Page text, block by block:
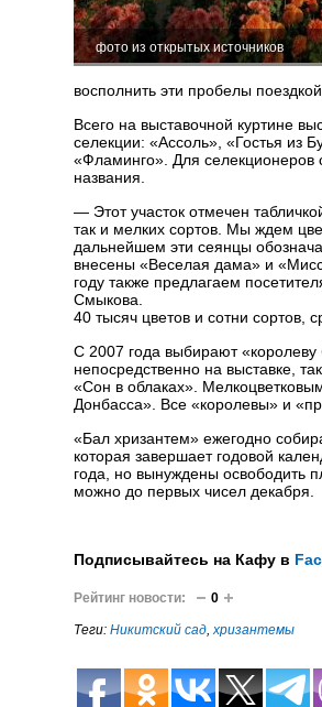
фото из открытых источников
восполнить эти пробелы
Всего на выставочной куртине
селекции: «Ассоль», «Гостья из
«Фламинго». Для селекционеров
названия.
— Этот участок отмечен
так и мелких сортов. Мы ждем
дальнейшем эти сеянцы
внесены «Веселая дама» и
году также предлагаем
Смыкова.
40 тысяч цветов и сотни сортов,
С 2007 года выбирают «королеву
непосредственно на выставке,
«Сон в облаках».
Донбасса». Все «королевы» и
«Бал хризантем» ежегодно
которая завершает годовой
года, но вынуждены освободить
можно до первых чисел декабря.
Подписывайтесь на Кафу в
Рейтинг новости: 0
Теги: Никитский сад,хризантемы